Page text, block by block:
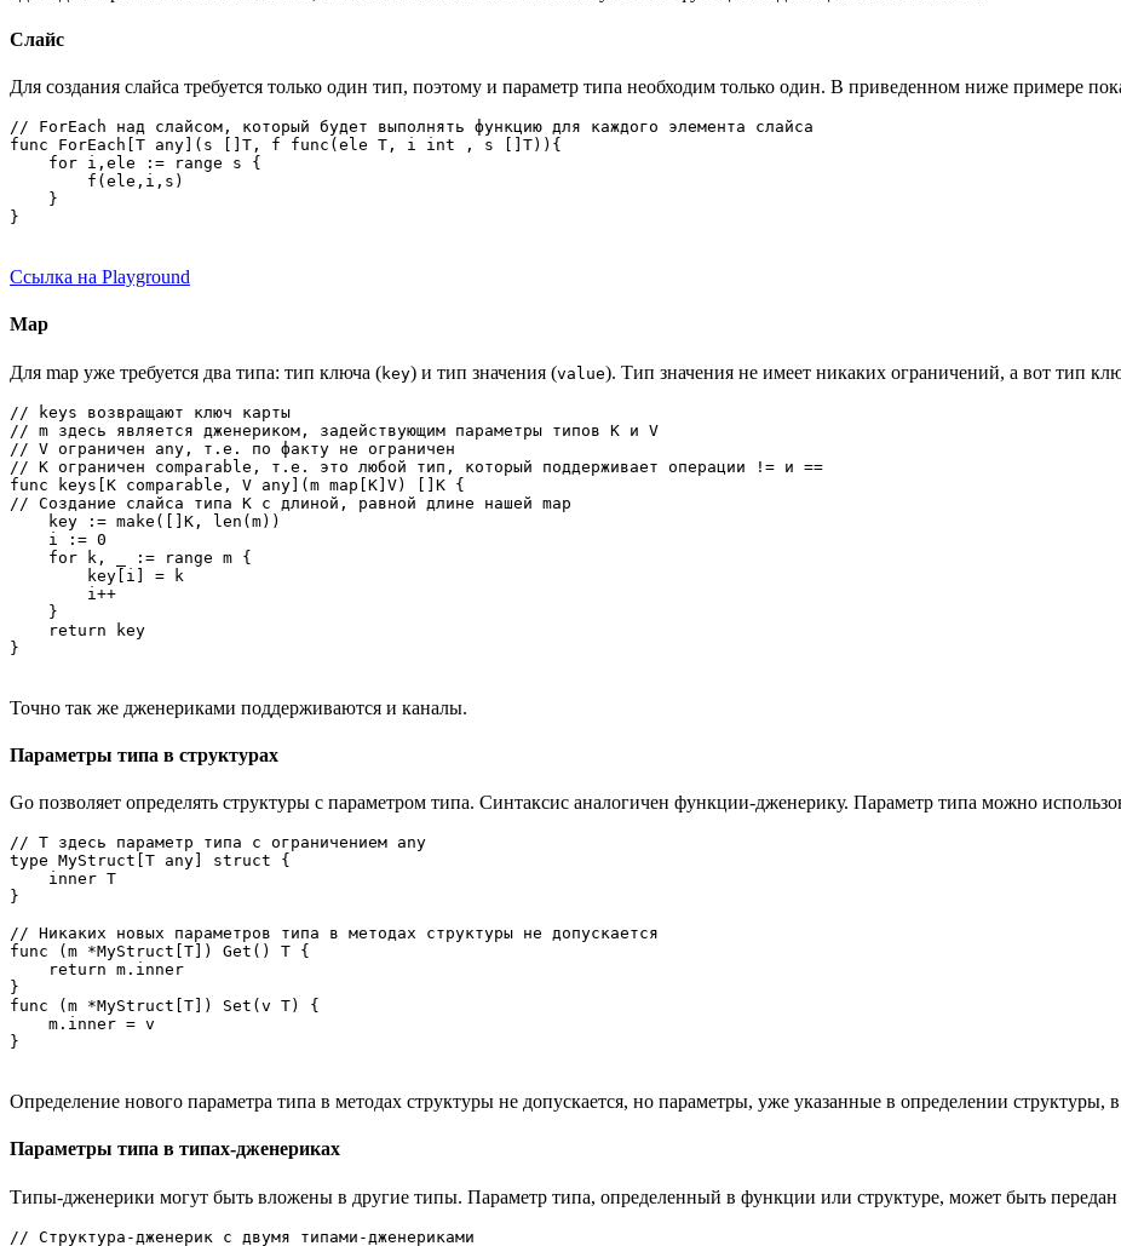
Слайс
Для создания слайса требуется только один тип, поэтому и параметр типа необходим только один. В приведенном ниже примере
// ForEach над слайсом, который будет выполнять функцию для каждого элемента слайса
func ForEach[T any](s []T, f func(ele T, i int , s []T)){
    for i,ele := range s {
        f(ele,i,s)
    }
}
Ссылка на Playground
Map
Для map уже требуется два типа: тип ключа (key) и тип значения (value). Тип значения не имеет никаких ограничений, а вот тип
// keys возвращают ключ карты
// m здесь является дженериком, задействующим параметры типов K и V
// V ограничен any, т.е. по факту не ограничен
// K ограничен comparable, т.е. это любой тип, который поддерживает операции != и ==
func keys[K comparable, V any](m map[K]V) []K {
// Создание слайса типа K с длиной, равной длине нашей map
    key := make([]K, len(m))
    i := 0
    for k, _ := range m {
        key[i] = k
        i++
    }
    return key
}
Точно так же дженериками поддерживаются и каналы.
Параметры типа в структурах
Go позволяет определять структуры с параметром типа. Синтаксис аналогичен функции-дженерику. Параметр типа можно
// T здесь параметр типа с ограничением any
type MyStruct[T any] struct {
    inner T
}
// Никаких новых параметров типа в методах структуры не допускается
func (m *MyStruct[T]) Get() T {
    return m.inner
}
func (m *MyStruct[T]) Set(v T) {
    m.inner = v
}
Определение нового параметра типа в методах структуры не допускается, но параметры, уже указанные в определении структуры,
Параметры типа в типах-дженериках
Типы-дженерики могут быть вложены в другие типы. Параметр типа, определенный в функции или структуре, может быть
// Структура-дженерик с двумя типами-дженериками